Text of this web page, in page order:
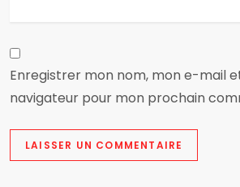
Enregistrer mon nom, mon e-mail
navigateur pour mon prochain